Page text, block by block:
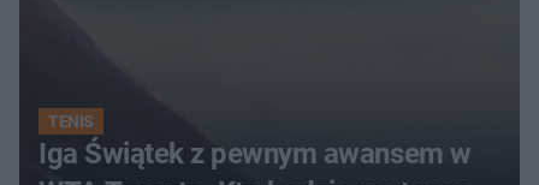
TENIS
Iga Świątek z pewnym awansem w